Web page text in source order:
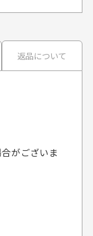
30代男性
。またお願いし
送のみとさせて
返品について
がございま